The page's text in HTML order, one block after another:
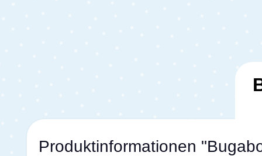
Produktinformationen